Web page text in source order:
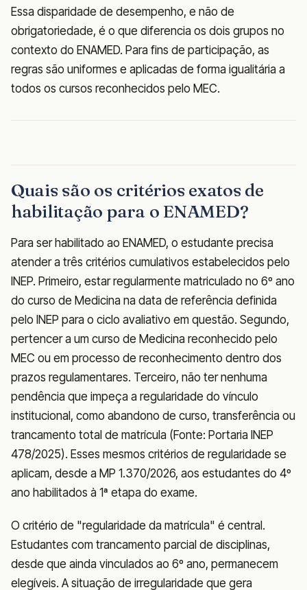
Essa disparidade de desempenho, e não de
obrigatoriedade, é o que diferencia os dois grupos no
contexto do ENAMED. Para fins de participação, as
regras são uniformes e aplicadas de forma igualitária a
todos os cursos reconhecidos pelo MEC.
Quais são os critérios exatos de
habilitação para o ENAMED?
Para ser habilitado ao ENAMED, o estudante precisa
atender a três critérios cumulativos estabelecidos pelo
INEP. Primeiro, estar regularmente matriculado no 6º ano
do curso de Medicina na data de referência definida
pelo INEP para o ciclo avaliativo em questão. Segundo,
pertencer a um curso de Medicina reconhecido pelo
MEC ou em processo de reconhecimento dentro dos
prazos regulamentares. Terceiro, não ter nenhuma
pendência que impeça a regularidade do vínculo
institucional, como abandono de curso, transferência ou
trancamento total de matrícula (Fonte: Portaria INEP
478/2025). Esses mesmos critérios de regularidade se
aplicam, desde a MP 1.370/2026, aos estudantes do 4º
ano habilitados à 1ª etapa do exame.
O critério de "regularidade da matrícula" é central.
Estudantes com trancamento parcial de disciplinas,
desde que ainda vinculados ao 6º ano, permanecem
elegíveis. A situação de irregularidade que gera